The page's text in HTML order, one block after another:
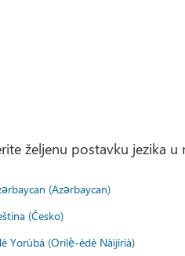
željenu postavku jezika u
(Azərbaycan)
(Česko)
Yorùbá (Orilẹ̀-èdè Nàìjíríà)